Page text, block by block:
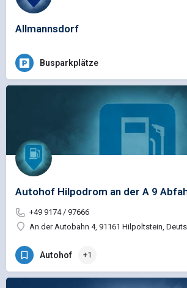
Allmannsdorf
Busparkplätze
Autohof Hilpodrom an der A 9
+49 9174 / 97666
An der Autobahn 4, 91161 Hilpoltstein,
Autohof +1